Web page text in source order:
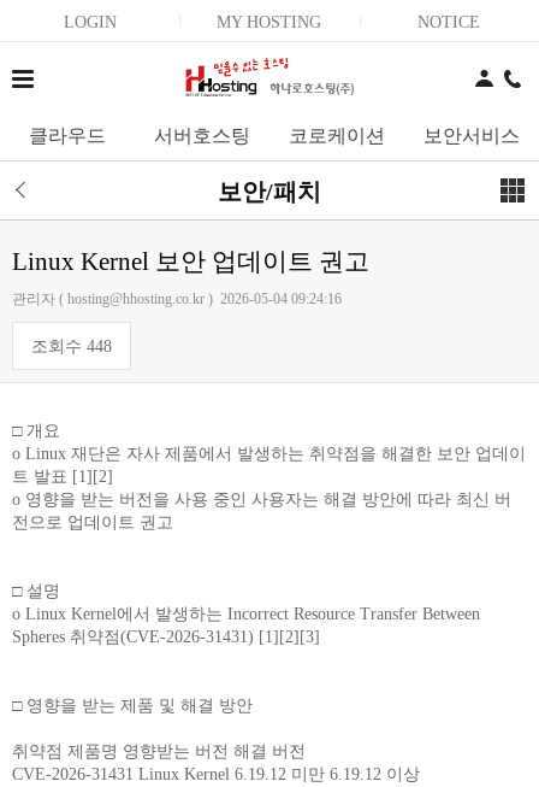
LOGIN MY HOSTING NOTICE
클라우드 서버호스팅 코로케이션 보안서비스
보안/패치
Linux Kernel 보안 업데이트 권고
관리자 ( hosting@hhosting.co.kr ) 2026-05-04 09:24:16
조회수 448
□ 개요
o Linux 재단은 자사 제품에서 발생하는 취약점을 해결한 보안 업데이
트 발표 [1][2]
o 영향을 받는 버전을 사용 중인 사용자는 해결 방안에 따라 최신 버
전으로 업데이트 권고
□ 설명
o Linux Kernel에서 발생하는 Incorrect Resource Transfer Between
Spheres 취약점(CVE-2026-31431) [1][2][3]
□ 영향을 받는 제품 및 해결 방안
취약점 제품명 영향받는 버전 해결 버전
CVE-2026-31431 Linux Kernel 6.19.12 미만 6.19.12 이상